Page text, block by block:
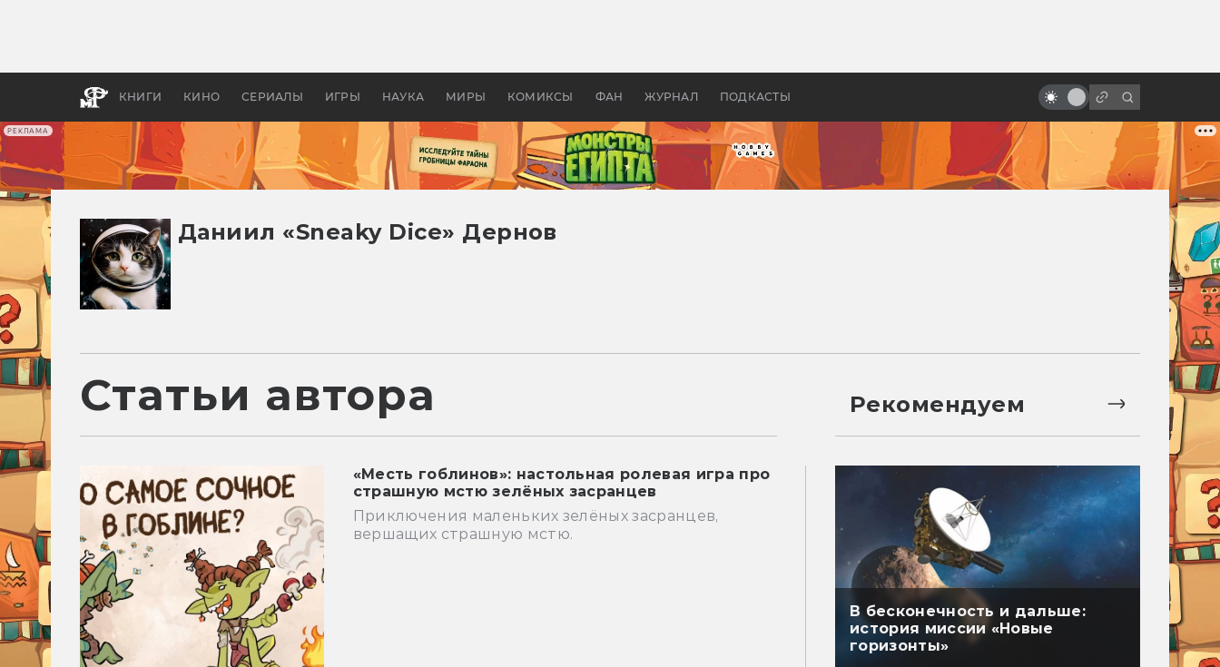
РЕКЛАМА
КНИГИ КИНО СЕРИАЛЫ ИГРЫ НАУКА МИРЫ КОМИКСЫ ФАН ЖУРНАЛ ПОДКАСТЫ
бы «Властелина колец»
Древней Грецией
Христом и «Антихристом»
Даниил «Sneaky Dice» Дернов
Статьи автора
«Месть гоблинов»: настольная ролевая игра про
страшную мстю зелёных засранцев
Приключения маленьких зелёных засранцев,
вершащих страшную мстю.
Рекомендуем
В бесконечность и дальше:
история миссии «Новые
горизонты»